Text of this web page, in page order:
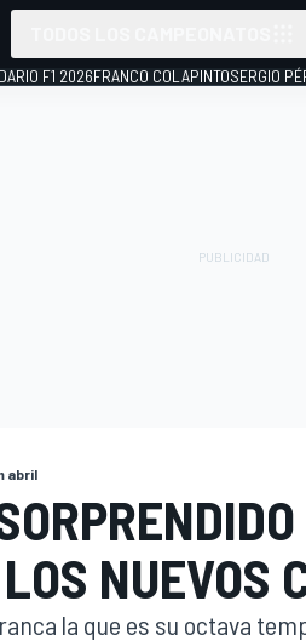
F1 2026FRANCO COLAPINTOSERGIO
abril
NUEVOS
la que es su octava